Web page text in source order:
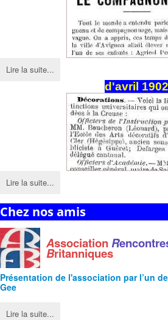
Lire la suite...
d'avril 1902
Lire la suite...
Chez nos amis
AssociationR
Britanniques
Présentation de l'association par l’un
Gee
Lire la suite...